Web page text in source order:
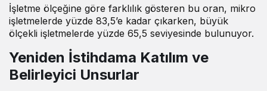
İşletme ölçeğine göre farklılık gösteren bu oran, mikro
işletmelerde yüzde 83,5’e kadar çıkarken, büyük
ölçekli işletmelerde yüzde 65,5 seviyesinde bulunuyor.
Yeniden İstihdama Katılım ve
Belirleyici Unsurlar